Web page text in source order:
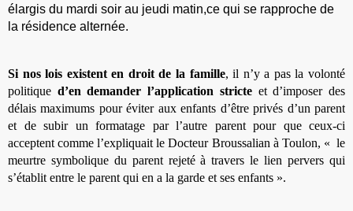
élargis du mardi soir au jeudi matin,ce qui se rapproche de
la résidence alternée.
Si nos lois existent en droit de la famille, il n’y a pas la volonté
politique d’en demander l’application stricteet d’imposer des
délais maximums pour éviter aux enfants d’être privés d’un parent
et de subir un formatage par l’autre parent pour que ceux-ci
acceptent comme l’expliquait le Docteur Broussalian à Toulon, « le
meurtre symbolique du parent rejeté à travers le lien pervers qui
s’établit entre le parent qui en a la garde et ses enfants ».